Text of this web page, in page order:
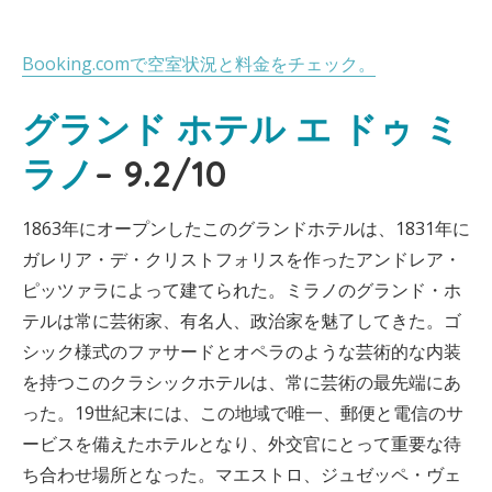
Booking.comで空室状況と料金をチェック。
グランド ホテル エ ドゥ ミ
ラノ – 9.2/10
1863年にオープンしたこのグランドホテルは、1831年に
ガレリア・デ・クリストフォリスを作ったアンドレア・
ピッツァラによって建てられた。ミラノのグランド・ホ
テルは常に芸術家、有名人、政治家を魅了してきた。ゴ
シック様式のファサードとオペラのような芸術的な内装
を持つこのクラシックホテルは、常に芸術の最先端にあ
った。19世紀末には、この地域で唯一、郵便と電信のサ
ービスを備えたホテルとなり、外交官にとって重要な待
ち合わせ場所となった。マエストロ、ジュゼッペ・ヴェ